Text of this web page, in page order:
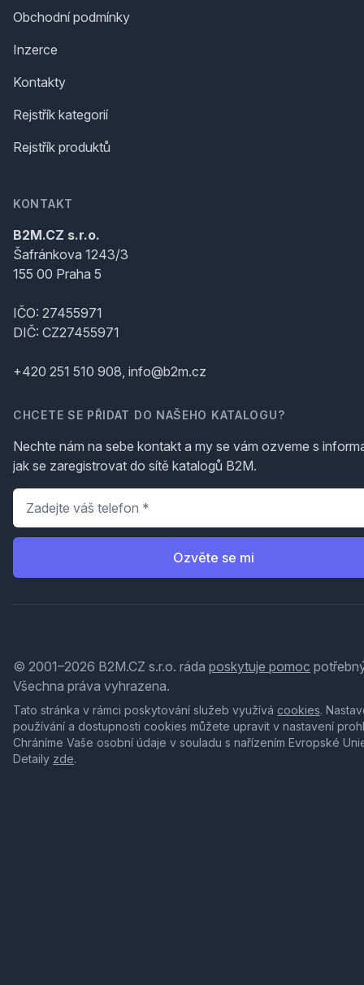
Obchodní podmínky
Inzerce
Kontakty
Rejstřík kategorií
Rejstřík produktů
KONTAKT
B2M.CZ s.r.o.
Šafránkova 1243/3
155 00 Praha 5
IČO: 27455971
DIČ: CZ27455971
+420 251 510 908, info@b2m.cz
CHCETE SE PŘIDAT DO NAŠEHO KATALOGU?
Nechte nám na sebe kontakt a my se vám ozveme s
jak se zaregistrovat do sítě katalogů B2M.
Telefon
Ozvěte se mi
© 2001–2026 B2M.CZ s.r.o. ráda poskytuje pomoc
Všechna práva vyhrazena.
Tato stránka v rámci poskytování služeb využívá cookies.
používání a dostupnosti cookies můžete upravit v nastavení
Chráníme Vaše osobní údaje v souladu s nařízením Evropské
Detaily zde.